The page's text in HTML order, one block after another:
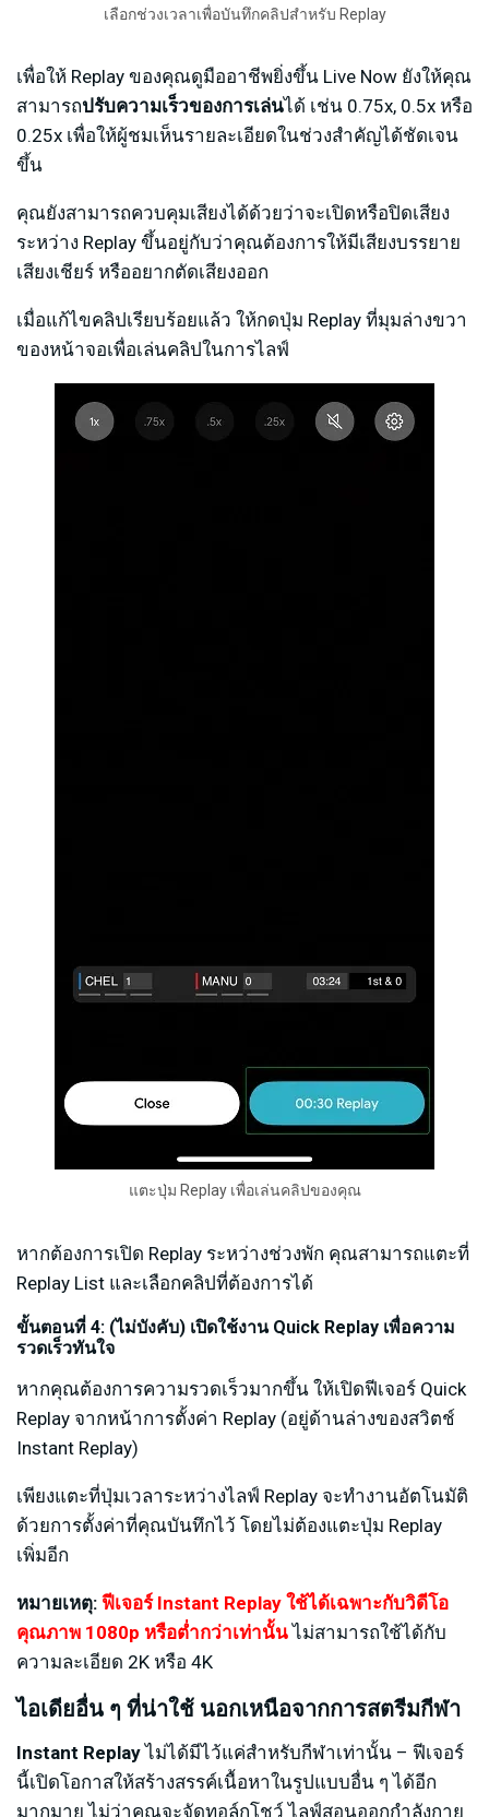
เลือกช่วงเวลาเพื่อบันทึกคลิปสำหรับ Replay
เพื่อให้ Replay ของคุณดูมืออาชีพยิ่งขึ้น Live Now ยังให้คุณ
สามารถปรับความเร็วของการเล่นได้ เช่น 0.75x, 0.5x หรือ
0.25x เพื่อให้ผู้ชมเห็นรายละเอียดในช่วงสำคัญได้ชัดเจน
ขึ้น
คุณยังสามารถควบคุมเสียงได้ด้วยว่าจะเปิดหรือปิดเสียง
ระหว่าง Replay ขึ้นอยู่กับว่าคุณต้องการให้มีเสียงบรรยาย
เสียงเชียร์ หรืออยากตัดเสียงออก
เมื่อแก้ไขคลิปเรียบร้อยแล้ว ให้กดปุ่ม Replay ที่มุมล่างขวา
ของหน้าจอเพื่อเล่นคลิปในการไลฟ์
แตะปุ่ม Replay เพื่อเล่นคลิปของคุณ
หากต้องการเปิด Replay ระหว่างช่วงพัก คุณสามารถแตะที่
Replay List และเลือกคลิปที่ต้องการได้
ขั้นตอนที่ 4: (ไม่บังคับ) เปิดใช้งาน Quick Replay เพื่อความ
รวดเร็วทันใจ
หากคุณต้องการความรวดเร็วมากขึ้น ให้เปิดฟีเจอร์ Quick
Replay จากหน้าการตั้งค่า Replay (อยู่ด้านล่างของสวิตช์
Instant Replay)
เพียงแตะที่ปุ่มเวลาระหว่างไลฟ์ Replay จะทำงานอัตโนมัติ
ด้วยการตั้งค่าที่คุณบันทึกไว้ โดยไม่ต้องแตะปุ่ม Replay
เพิ่มอีก
หมายเหตุ: ฟีเจอร์ Instant Replay ใช้ได้เฉพาะกับวิดีโอ
คุณภาพ 1080p หรือต่ำกว่าเท่านั้นไม่สามารถใช้ได้กับ
ความละเอียด 2K หรือ 4K
ไอเดียอื่น ๆ ที่น่าใช้ นอกเหนือจากการสตรีมกีฬา
Instant Replayไม่ได้มีไว้แค่สำหรับกีฬาเท่านั้น – ฟีเจอร์
นี้เปิดโอกาสให้สร้างสรรค์เนื้อหาในรูปแบบอื่น ๆ ได้อีก
มากมาย ไม่ว่าคุณจะจัดทอล์กโชว์ ไลฟ์สอนออกกำลังกาย